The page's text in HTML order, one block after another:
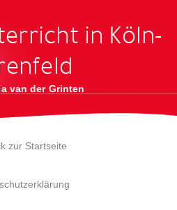
in Köln-
van der Grinten
zur Startseite